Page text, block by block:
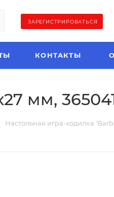
ЗАРЕГИСТРИРОВАТЬСЯ
КОНТАКТЫ
мм,
Настольная игра-ходилка